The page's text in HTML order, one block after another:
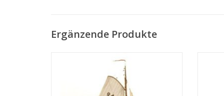
Ergänzende Produkte
Maßstab 1 : 28 (10.06.001)
ZUM WARENKORB HINZUFÜGEN